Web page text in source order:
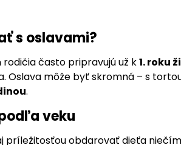
s oslavami?
rodičia často pripravujú už k1. roku
Oslava môže byť skromná – s
.
veku
príležitosťou obdarovať dieťa